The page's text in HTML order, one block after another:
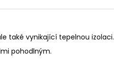
také vynikající tepelnou izolaci.
pohodlným.